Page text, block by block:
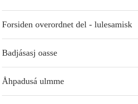
Forsiden overordnet del - lulesamisk
Badjásasj oasse
Åhpadusá ulmme